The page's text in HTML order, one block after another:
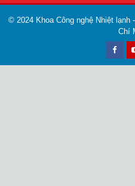
© 2024Khoa Công nghệ Nhiệt lạnh
Chí